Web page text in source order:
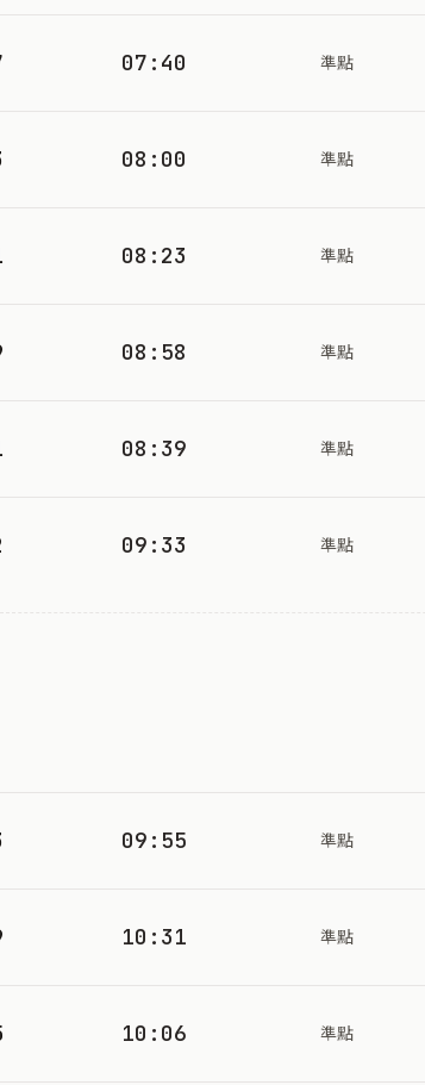
07:40 準點
08:00 準點
08:23 準點
08:58 準點
08:39 準點
09:33 準點
09:55 準點
10:31 準點
10:06 準點